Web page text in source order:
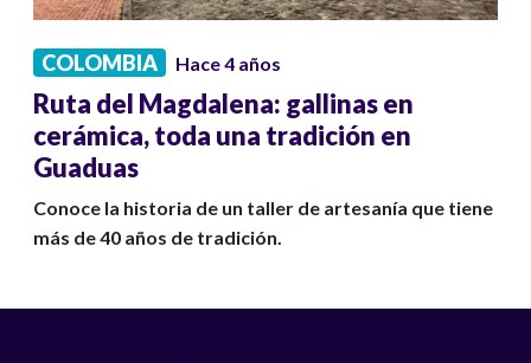
COLOMBIA Hace 4 años
Ruta del Magdalena: gallinas en
cerámica, toda una tradición en
Guaduas
Conoce la historia de un taller de artesanía que tiene
más de 40 años de tradición.